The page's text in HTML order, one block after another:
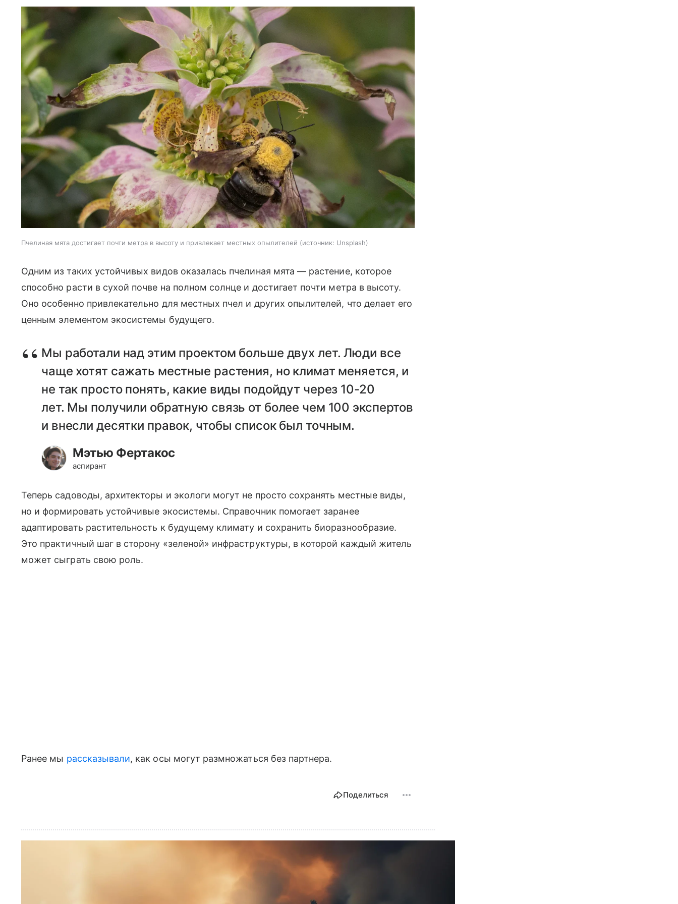
Пчелиная мята достигает почти метра в высоту и привлекает местных опылителей источник: Unsplash
Одним из таких устойчивых видов оказалась пчелиная мята — растение, которое
способно расти в сухой почве на полном солнце и достигает почти метра в высоту.
Оно особенно привлекательно для местных пчел и других опылителей, что делает его
ценным элементом экосистемы будущего.
Мы работали над этим проектом больше двух лет. Люди все
чаще хотят сажать местные растения, но климат меняется, и
не так просто понять, какие виды подойдут через 10-20
лет. Мы получили обратную связь от более чем 100 экспертов
и внесли десятки правок, чтобы список был точным.
Мэтью Фертакос
аспирант
Теперь садоводы, архитекторы и экологи могут не просто сохранять местные виды,
но и формировать устойчивые экосистемы. Справочник помогает заранее
адаптировать растительность к будущему климату и сохранить биоразнообразие.
Это практичный шаг в сторону «зеленой» инфраструктуры, в которой каждый житель
может сыграть свою роль.
Ранее мы рассказывали, как осы могут размножаться без партнера.
Поделиться